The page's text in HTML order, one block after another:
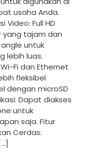
usaha Anda.
Video: Full HD
yang tajam dan
untuk
lebih luas.
Fi dan Ethernet
fleksibel.
dengan microSD
Dapat diakses
untuk
saja. Fitur
Cerdas: